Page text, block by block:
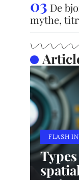
De
mythe,
FLASH